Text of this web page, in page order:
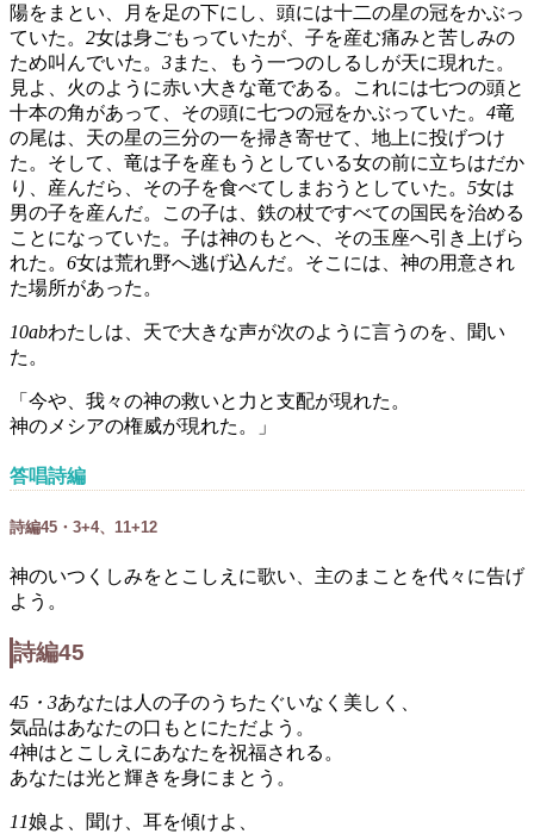
陽をまとい、月を足の下にし、頭には十二の星の冠をかぶっ
ていた。 2女は身ごもっていたが、子を産む痛みと苦しみの
ため叫んでいた。 3また、もう一つのしるしが天に現れた。
見よ、火のように赤い大きな竜である。これには七つの頭と
十本の角があって、その頭に七つの冠をかぶっていた。 4竜
の尾は、天の星の三分の一を掃き寄せて、地上に投げつけ
た。そして、竜は子を産もうとしている女の前に立ちはだか
り、産んだら、その子を食べてしまおうとしていた。 5女は
男の子を産んだ。この子は、鉄の杖ですべての国民を治める
ことになっていた。子は神のもとへ、その玉座へ引き上げら
れた。 6女は荒れ野へ逃げ込んだ。そこには、神の用意され
た場所があった。
10abわたしは、天で大きな声が次のように言うのを、聞い
た。
「今や、我々の神の救いと力と支配が現れた。
神のメシアの権威が現れた。」
答唱詩編
詩編45・3+4、11+12
神のいつくしみをとこしえに歌い、主のまことを代々に告げ
よう。
詩編45
45・3あなたは人の子のうちたぐいなく美しく、
気品はあなたの口もとにただよう。
4神はとこしえにあなたを祝福される。
あなたは光と輝きを身にまとう。
11娘よ、聞け、耳を傾けよ、